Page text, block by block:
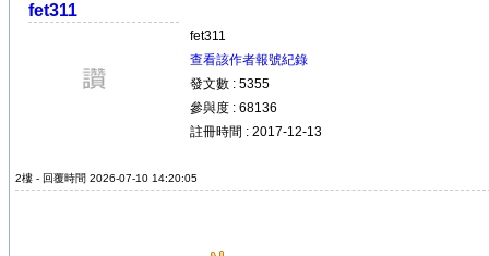
fet311
fet311
查看該作者報號紀錄
發文數 : 5355
參與度 : 68136
註冊時間 : 2017-12-13
2樓 - 回覆時間 2026-07-10 14:20:05